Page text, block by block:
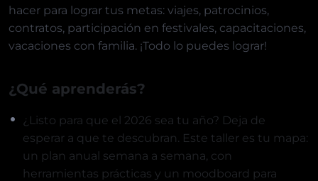
hacer para lograr tus metas: viajes, patrocinios,
contratos, participación en festivales, capacitaciones,
vacaciones con familia. ¡Todo lo puedes lograr!
¿Qué aprenderás?
¿Listo para que el 2026 sea tu año? Deja de
esperar a que te descubran. Este taller es tu mapa:
un plan anual semana a semana, con
herramientas prácticas y un moodboard para